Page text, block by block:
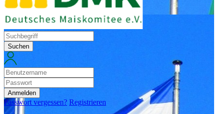
Suchen
Anmelden
Passwort vergessen? Registrieren